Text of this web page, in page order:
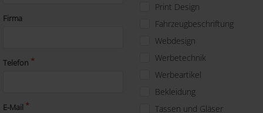
Firma
Telefon
E-Mail
Print Design
Fahrzeugbeschriftung
Webdesign
Werbetechnik
Werbeartikel
Bekleidung
Tassen und Gläser